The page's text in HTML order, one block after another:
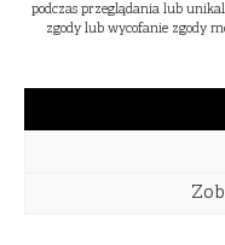
podczas przeglądania lub
zgody lub wycofanie zgody